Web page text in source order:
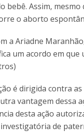
bebê. Assim,
o aborto
a Ariadne
um acordo em
é dirigida contra
vantagem dessa
desta ação
de